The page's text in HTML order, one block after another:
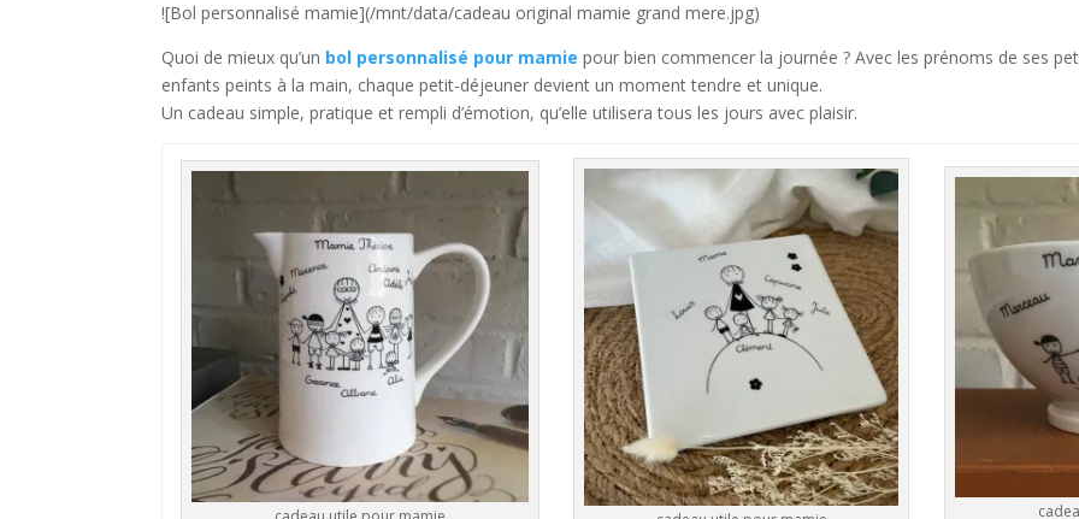
![Bol personnalisé mamie](/mnt/data/cadeau original mamie grand mere.jpg)
Quoi de mieux qu’un bol personnalisé pour mamie pour bien commencer la journée ? Avec les prénoms de ses
enfants peints à la main, chaque petit-déjeuner devient un moment tendre et unique.
Un cadeau simple, pratique et rempli d’émotion, qu’elle utilisera tous les jours avec plaisir.